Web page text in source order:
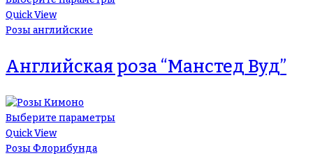
Quick View
Розы английские
Английская роза “Манстед Вуд”
Выберите параметры
Quick View
Розы Флорибунда